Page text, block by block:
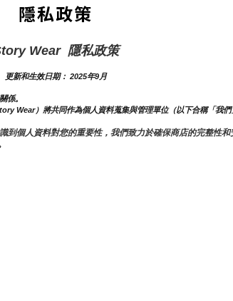
隱私政策
Wear  隱私政策
更新和生效日期： 2025年9月
係。
Wear）將共同作為個人資料蒐集與管理單位（以下合稱「我們
個人資料對您的重要性，我們致力於確保商店的完整性和